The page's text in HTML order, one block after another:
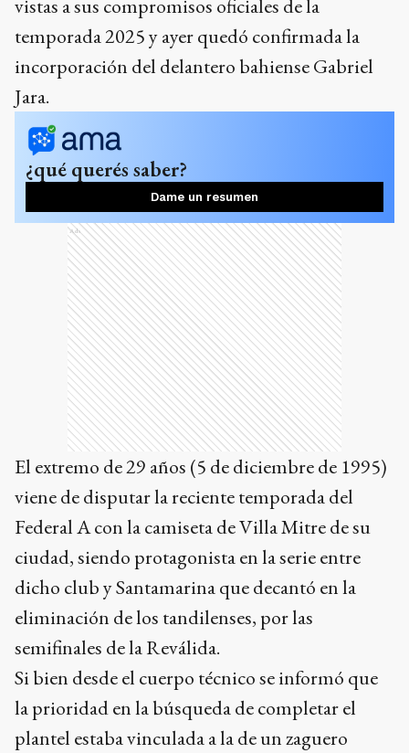
vistas a sus compromisos oficiales de la
temporada 2025 y ayer quedó confirmada la
incorporación del delantero bahiense Gabriel
Jara.
¿qué querés saber?
Dame un resumen
Ads
El extremo de 29 años (5 de diciembre de 1995)
viene de disputar la reciente temporada del
Federal A con la camiseta de Villa Mitre de su
ciudad, siendo protagonista en la serie entre
dicho club y Santamarina que decantó en la
eliminación de los tandilenses, por las
semifinales de la Reválida.
Si bien desde el cuerpo técnico se informó que
la prioridad en la búsqueda de completar el
plantel estaba vinculada a la de un zaguero